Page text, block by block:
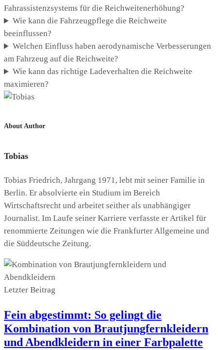
Fahrassistenzsystems für die Reichweitenerhöhung?
Wie kann die Fahrzeugpflege die Reichweite
beeinflussen?
Welchen Einfluss haben aerodynamische Verbesserungen
am Fahrzeug auf die Reichweite?
Wie kann das richtige Ladeverhalten die Reichweite
maximieren?
About Author
Tobias
Tobias Friedrich, Jahrgang 1971, lebt mit seiner Familie in
Berlin. Er absolvierte ein Studium im Bereich
Wirtschaftsrecht und arbeitet seither als unabhängiger
Journalist. Im Laufe seiner Karriere verfasste er Artikel für
renommierte Zeitungen wie die Frankfurter Allgemeine und
die Süddeutsche Zeitung.
Letzter Beitrag
Fein abgestimmt: So gelingt die
Kombination von Brautjungfernkleidern
und Abendkleidern in einer Farbpalette